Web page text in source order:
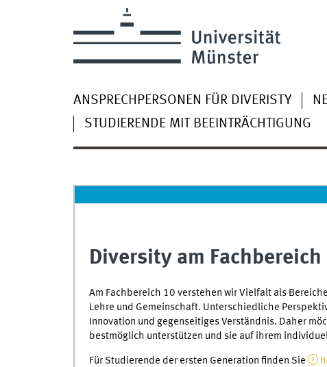
ANSPRECHPERSONEN FÜR DIVERISTY
STUDIERENDE MIT BEEINTRÄCHTIGUNG
Diversity am Fachbereich
Am Fachbereich 10 verstehen wir Vielfalt als
Lehre und Gemeinschaft. Unterschiedliche
Innovation und gegenseitiges Verständnis. Daher
bestmöglich unterstützen und sie auf ihrem
Für Studierende der ersten Generation finden Sie